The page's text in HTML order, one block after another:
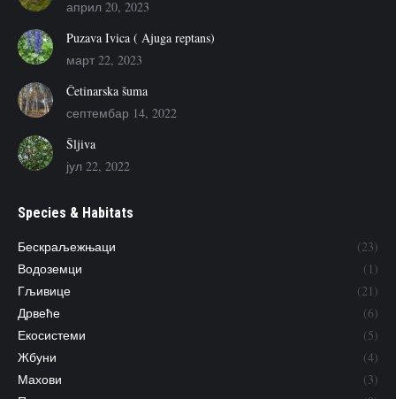
април 20, 2023
Puzava Ivica ( Ajuga reptans)
март 22, 2023
Četinarska šuma
септембар 14, 2022
Šljiva
јул 22, 2022
Species & Habitats
Бескраљежњаци
(23)
Водоземци
(1)
Гљивице
(21)
Дрвеће
(6)
Екосистеми
(5)
Жбуни
(4)
Махови
(3)